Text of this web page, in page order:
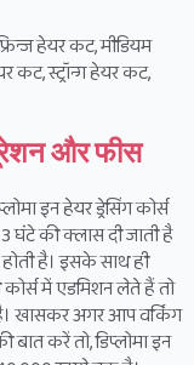
हेयर कट, मीडियम
स्ट्रॉन्ग हेयर कट,
और फीस
इन हेयर ड्रेसिंग कोर्स
घंटे की क्लास दी जाती है
है। इसके साथ ही
में एडमिशन लेते हैं तो
खासकर अगर आप वर्किंग
करें तो, डिप्लोमा इन